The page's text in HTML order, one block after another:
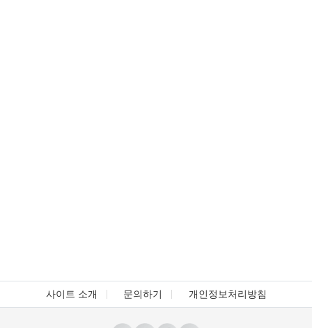
사이트 소개 문의하기 개인정보처리방침